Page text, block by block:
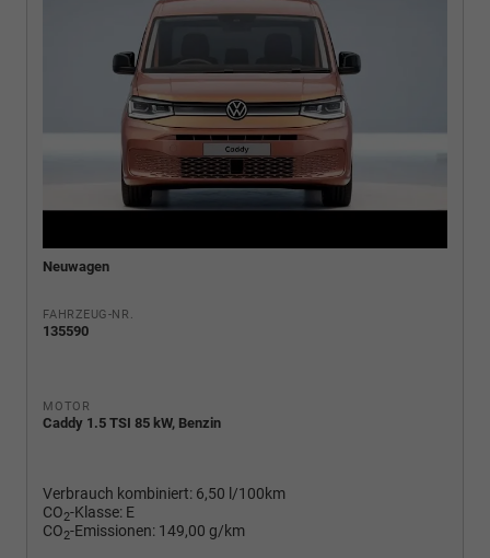
Neuwagen
FAHRZEUG-NR.
135590
MOTOR
Caddy 1.5 TSI 85 kW, Benzin
Verbrauch kombiniert: 6,50 l/100km
CO2-Klasse: E
CO2-Emissionen: 149,00 g/km